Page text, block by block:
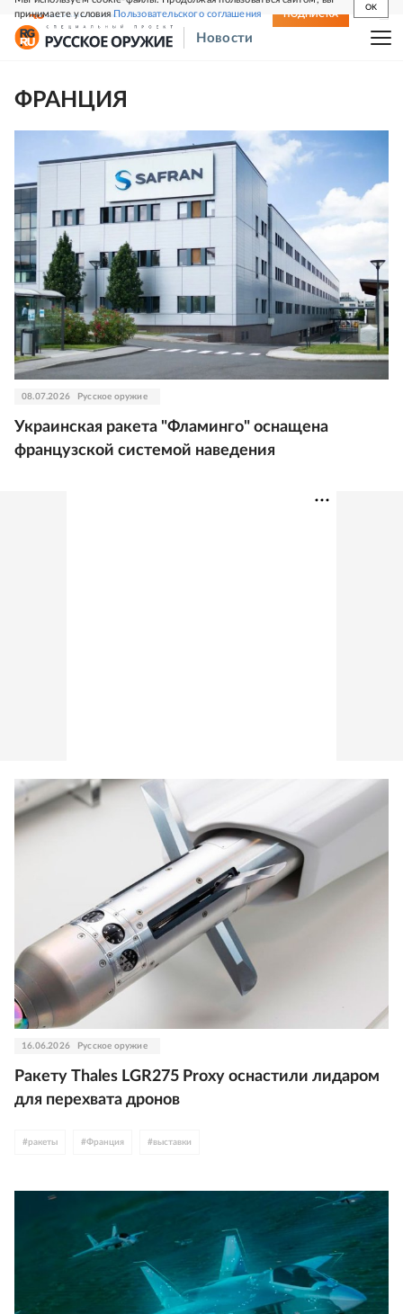
принимаете условияПользовательского соглашения
OK
СВЕЖИЙ НОМЕР ПОДПИСКА
Новости
ФРАНЦИЯ
08.07.2026 Русское оружие
Украинская ракета "Фламинго" оснащена
французской системой наведения
16.06.2026 Русское оружие
Ракету Thales LGR275 Proxy оснастили лидаром
для перехвата дронов
#ракеты #Франция #выставки